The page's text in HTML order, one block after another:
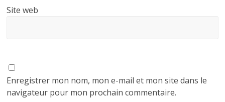
Site web
Enregistrer mon nom, mon e-mail et mon site dans le
navigateur pour mon prochain commentaire.